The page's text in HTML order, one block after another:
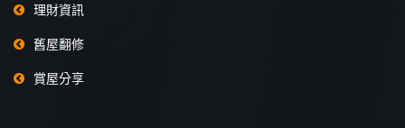
理財資訊
舊屋翻修
賞屋分享